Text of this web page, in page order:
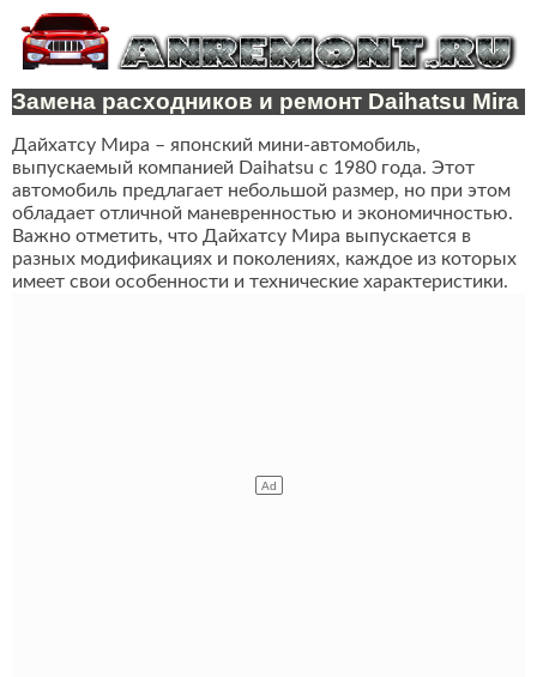
Замена расходников и ремонт Daihatsu Mira
Дайхатсу Мира – японский мини-автомобиль,
выпускаемый компанией Daihatsu с 1980 года. Этот
автомобиль предлагает небольшой размер, но при этом
обладает отличной маневренностью и экономичностью.
Важно отметить, что Дайхатсу Мира выпускается в
разных модификациях и поколениях, каждое из которых
имеет свои особенности и технические характеристики.